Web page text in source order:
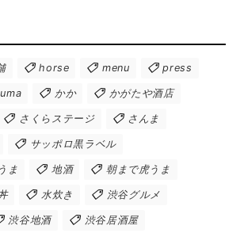
horse menu press
かか かがたや酒店
さくらステージ さんま
サッポロ黒ラベル
ま 地酒 朝まで虎うま
水炊き 渋谷グルメ
渋谷地酒 渋谷居酒屋